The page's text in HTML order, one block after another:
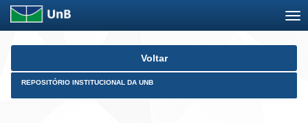
Skip
Voltar
REPOSITÓRIO INSTITUCIONAL DA UNB